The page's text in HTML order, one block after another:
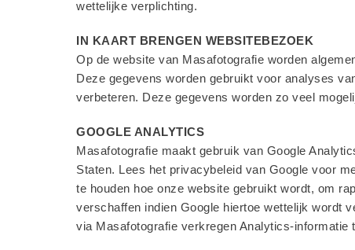
wettelijke verplichting.
IN KAART BRENGEN WEBSITEBEZOEK
Op de website van Masafotografie worden
Deze gegevens worden gebruikt voor analyses
verbeteren. Deze gegevens worden zo veel
GOOGLE ANALYTICS
Masafotografie maakt gebruik van Google
Staten. Lees het privacybeleid van Google voor
te houden hoe onze website gebruikt wordt, om
verschaffen indien Google hiertoe wettelijk wordt
via Masafotografie verkregen Analytics-informatie